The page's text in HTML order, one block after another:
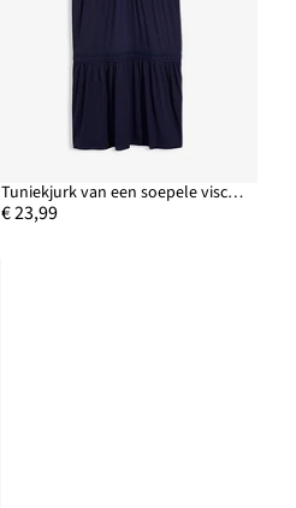
Tuniekjurk van een soepele viscosemix
€ 23,99